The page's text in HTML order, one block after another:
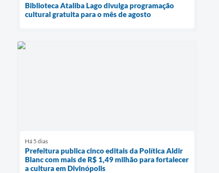
Biblioteca Ataliba Lago divulga programação
cultural gratuita para o mês de agosto
Há 5 dias
Prefeitura publica cinco editais da Política Aldir
Blanc com mais de R$ 1,49 milhão para fortalecer
a cultura em Divinópolis